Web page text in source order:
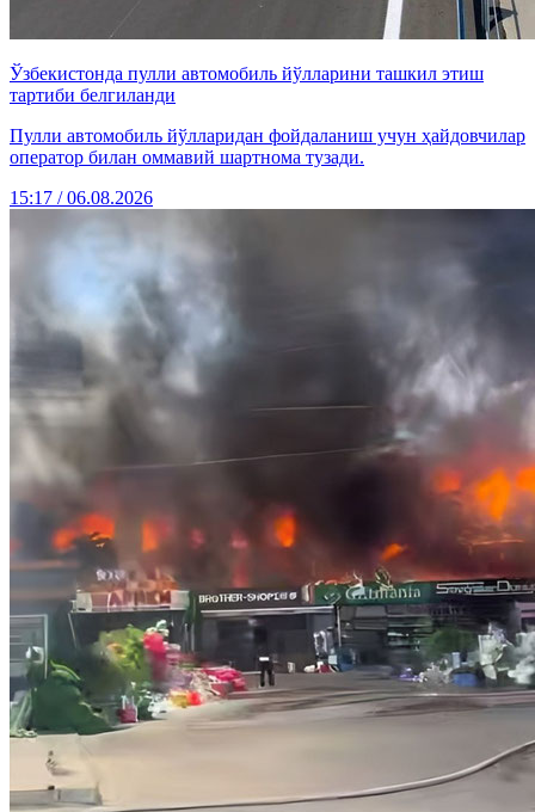
Ўзбекистонда пулли автомобиль йўлларини ташкил этиш
тартиби белгиланди
Пулли автомобиль йўлларидан фойдаланиш учун ҳайдовчилар
оператор билан оммавий шартнома тузади.
15:17 / 06.08.2026